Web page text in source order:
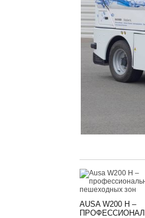
AUSA W200 H –